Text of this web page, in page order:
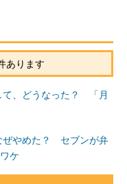
あります
て、どうなった？ 「月
ぜやめた？ セブンが弁
ケ